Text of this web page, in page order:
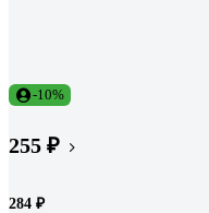
-10%
255 ₽
284 ₽